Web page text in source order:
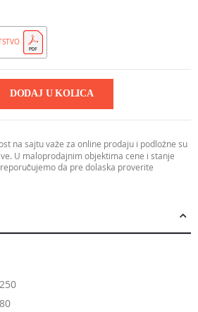
DODAJ U KOLICA
na sajtu važe za online prodaju i podložne su
U maloprodajnim objektima cene i stanje
da pre dolaska proverite